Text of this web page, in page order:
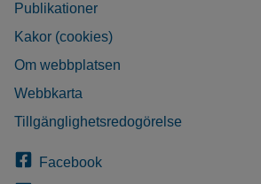
Publikationer
Kakor (cookies)
Om webbplatsen
Webbkarta
Tillgänglighetsredogörelse
Facebook